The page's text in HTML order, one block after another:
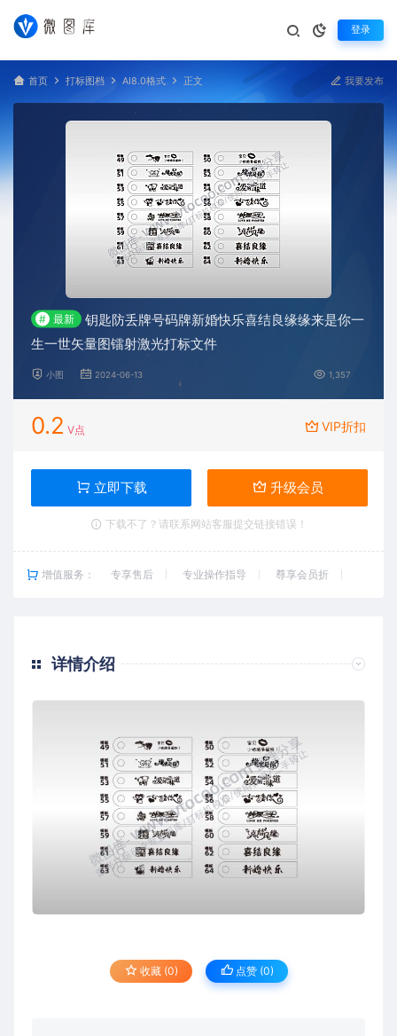
登录
首页 打标图档 AI8.0格式 正文 我要发布
# 最新
钥匙防丢牌号码牌新婚快乐喜结良缘缘来是你一
生一世矢量图镭射激光打标文件
小图 2024-06-13 1,357
0.2 V点 VIP折扣
立即下载 升级会员
下载不了？请联系网站客服提交链接错误！
增值服务： 专享售后 专业操作指导 尊享会员折
详情介绍
收藏 (0) 点赞 (0)